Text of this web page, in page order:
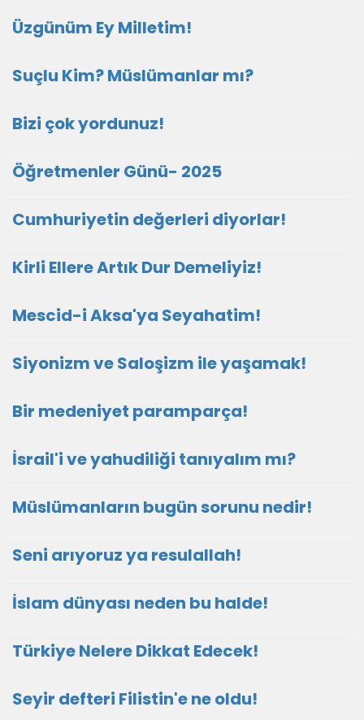
Üzgünüm Ey Milletim!
Suçlu Kim? Müslümanlar mı?
Bizi çok yordunuz!
Öğretmenler Günü- 2025
Cumhuriyetin değerleri diyorlar!
Kirli Ellere Artık Dur Demeliyiz!
Mescid-i Aksa'ya Seyahatim!
Siyonizm ve Saloşizm ile yaşamak!
Bir medeniyet paramparça!
İsrail'i ve yahudiliği tanıyalım mı?
Müslümanların bugün sorunu nedir!
Seni arıyoruz ya resulallah!
İslam dünyası neden bu halde!
Türkiye Nelere Dikkat Edecek!
Seyir defteri Filistin'e ne oldu!